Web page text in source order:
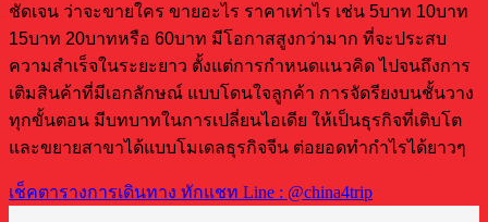
ชัดเจน ว่าจะขายใคร ขายอะไร ราคาเท่าไร เช่น 5บาท 10บาท
15บาท 20บาทหรือ 60บาท มีโอกาสสูงกว่ามาก ที่จะประสบ
ความสำเร็จในระยะยาว ตั้งแต่การกำหนดแนวคิด ไปจนถึงการ
เติมสินค้าที่มีเอกลักษณ์ แบบโดนใจลูกค้า การจัดรียงบนชั้นวาง
ทุกขั้นตอน มีบทบาทในการเปลี่ยนไอเดีย ให้เป็นธุรกิจที่เติบโต
และขยายสาขาได้แบบโมเดลธุรกิจจีน ต่อยอดทำกำไรได้ยาวๆ
เช็คตารางการเดินทาง ทักแชท Line : @china4trip